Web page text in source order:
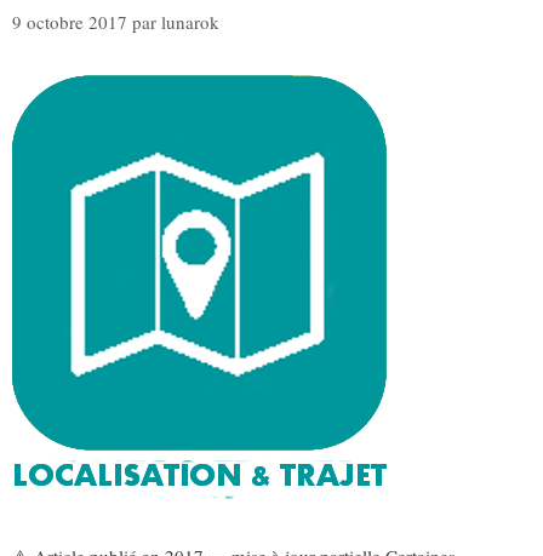
9 octobre 2017 par lunarok